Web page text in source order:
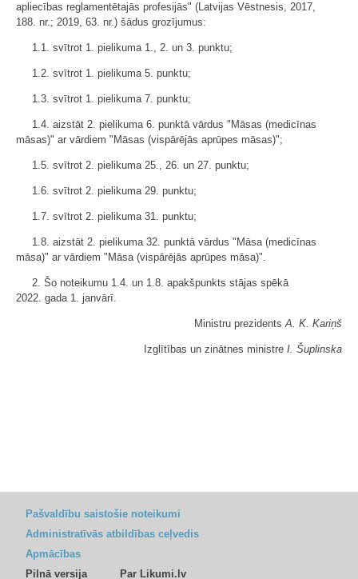
apliecības reglamentētajās profesijās" (Latvijas Vēstnesis, 2017,
188. nr.; 2019, 63. nr.) šādus grozījumus:
1.1. svītrot 1. pielikuma 1., 2. un 3. punktu;
1.2. svītrot 1. pielikuma 5. punktu;
1.3. svītrot 1. pielikuma 7. punktu;
1.4. aizstāt 2. pielikuma 6. punktā vārdus "Māsas (medicīnas
māsas)" ar vārdiem "Māsas (vispārējās aprūpes māsas)";
1.5. svītrot 2. pielikuma 25., 26. un 27. punktu;
1.6. svītrot 2. pielikuma 29. punktu;
1.7. svītrot 2. pielikuma 31. punktu;
1.8. aizstāt 2. pielikuma 32. punktā vārdus "Māsa (medicīnas
māsa)" ar vārdiem "Māsa (vispārējās aprūpes māsa)".
2. Šo noteikumu 1.4. un 1.8. apakšpunkts stājas spēkā
2022. gada 1. janvārī.
Ministru prezidentsA. K. Kariņš
Izglītības un zinātnes ministre I. Šuplinska
Pašvaldību saistošie noteikumi
Administratīvās atbildības ceļvedis
Apmācības
Pilnā versija
Par Likumi.lv